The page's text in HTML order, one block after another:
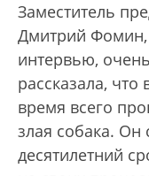
Заместитель
Дмитрий Фомин,
интервью,
рассказала, что
время всего
злая собака. Он
десятилетний